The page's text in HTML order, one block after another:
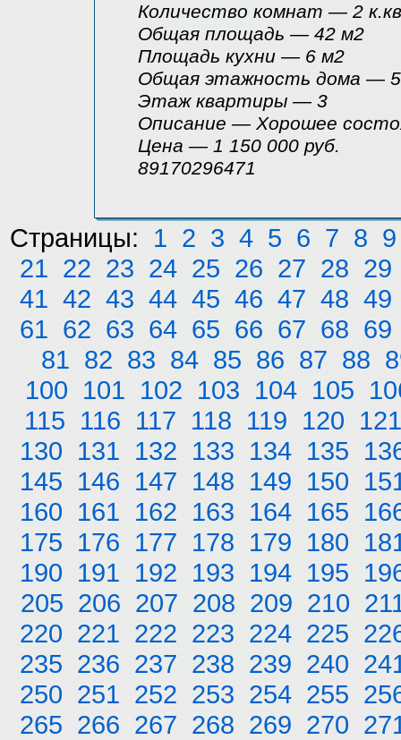
Количество комнат — 2
Общая площадь — 42 м2
Площадь кухни — 6 м2
Общая этажность дома — 5
Этаж квартиры — 3
Описание — Хорошее
Цена — 1 150 000 руб.
89170296471
Страницы: 1 2 3 4 5 6 7 8 9
21 22 23 24 25 26 27 28 29
41 42 43 44 45 46 47 48 49
61 62 63 64 65 66 67 68 69
81 82 83 84 85 86 87 88
100 101 102 103 104 105
115 116 117 118 119 120 121
130 131 132 133 134 135
145 146 147 148 149 150
160 161 162 163 164 165
175 176 177 178 179 180
190 191 192 193 194 195
205 206 207 208 209 210
220 221 222 223 224 225
235 236 237 238 239 240
250 251 252 253 254 255
265 266 267 268 269 270